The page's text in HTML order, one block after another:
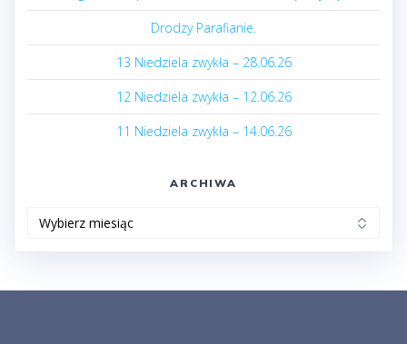
Drodzy Parafianie.
13 Niedziela zwykła – 28.06.26
12 Niedziela zwykła – 12.06.26
11 Niedziela zwykła – 14.06.26
ARCHIWA